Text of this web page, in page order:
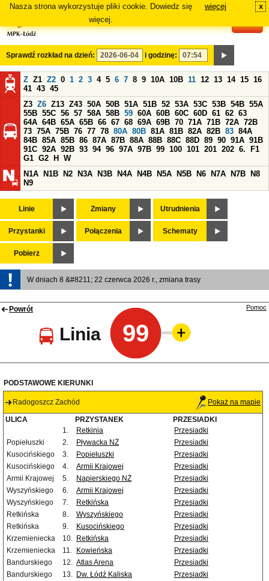
Nasza strona wykorzystuje pliki cookie. Dowiedz się
więcej.
więcej x
Sprawdź rozkład na dzień: i godzinę:
Z Z1 Z2 0 1 2 3 4 5 6 7 8 9 10A 10B 11 12 13 14 15 16
41 43 45
Z3 Z6 Z13 Z43 50A 50B 51A 51B 52 53A 53C 53B 54B 55A
55B 55C 56 57 58A 58B 59 60A 60B 60C 60D 61 62 63
64A 64B 65A 65B 66 67 68 69A 69B 70 71A 71B 72A 72B
73 75A 75B 76 77 78 80A 80B 81A 81B 82A 82B 83 84A
84B 85A 85B 86 87A 87B 88A 88B 88C 88D 89 90 91A 91B
91C 92A 92B 93 94 96 97A 97B 99 100 101 201 202 6.
F1
G1 G2 H
W
N1A
N1B N2 N3A N3B N4A N4B N5A N5B N6 N7A N7B
N8
N9
Linie Zmiany Utrudnienia
Przystanki Połączenia Schematy
Pobierz
W dniach 8 &#8211; 22 czerwca 2026 r., zmiana trasy
Powrót
Linia 99
Pomoc
PODSTAWOWE KIERUNKI
Radogoszcz Zachód Pokaż na mapie
ULICA PRZYSTANEK
PRZESIADKI
1.
Retkinia
Przesiadki
Popiełuszki
2. Pływacka NŻ
Przesiadki
Kusocińskiego
3. Popiełuszki
Przesiadki
Kusocińskiego
4. Armii Krajowej
Przesiadki
Armii Krajowej
5. Napierskiego NŻ
Przesiadki
Wyszyńskiego
6. Armii Krajowej
Przesiadki
Wyszyńskiego
7. Retkińska
Przesiadki
Retkińska
8. Wyszyńskiego
Przesiadki
Retkińska
9. Kusocińskiego
Przesiadki
Krzemieniecka
10. Retkińska
Przesiadki
Krzemieniecka
11. Kowieńska
Przesiadki
Bandurskiego
12. Atlas Arena
Przesiadki
Bandurskiego
13. Dw. Łódź Kaliska
Przesiadki